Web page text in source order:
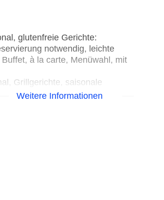
glutenfreie Gerichte:
notwendig, leichte
à la carte, Menüwahl, mit
Grillgerichte, saisonale
- 22:00 Uhr, Do. - So. 12:00
Weitere Informationen